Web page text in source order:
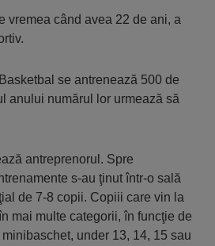
vremea când avea 22 de ani, a
se antrenează 500 de
anului numărul lor urmează să
antreprenorul. Spre
s-au ţinut într-o sală
de 7-8 copii. Copiii care vin la
mai multe categorii, în funcţie de
under 13, 14, 15 sau